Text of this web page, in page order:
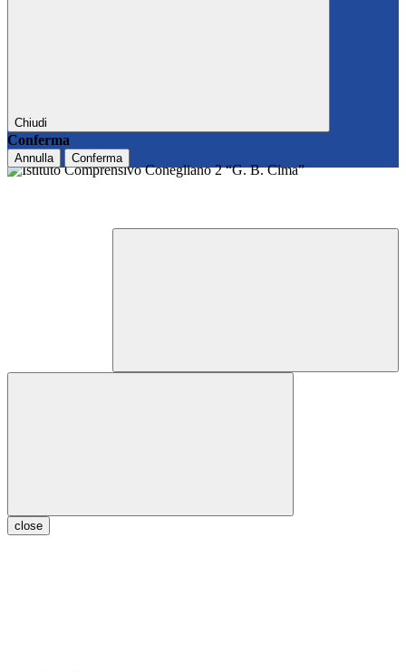
Chiudi
Conferma
Annulla Conferma
close